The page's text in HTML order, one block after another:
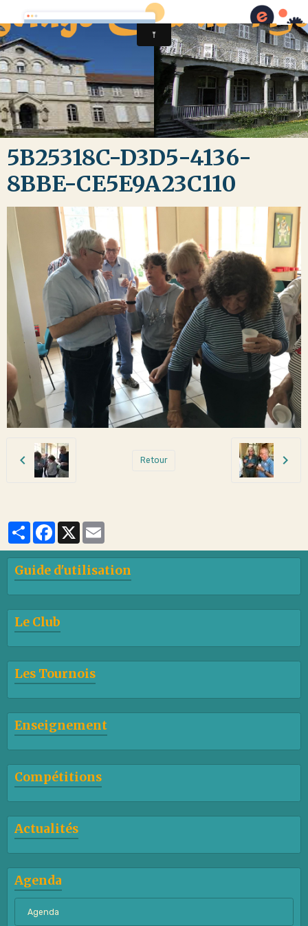
5B25318C-D3D5-4136-
8BBE-CE5E9A23C110
Retour
PartagerFacebook
Guide d'utilisation
Le Club
Les Tournois
Enseignement
Compétitions
Actualités
Agenda
Agenda